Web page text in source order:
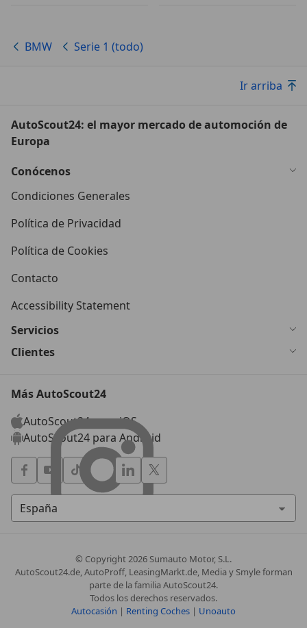
BMW Serie 1 (todo)
Ir arriba
AutoScout24: el mayor mercado de automoción de
Europa
Conócenos
Condiciones Generales
Política de Privacidad
Política de Cookies
Contacto
Accessibility Statement
Servicios
Clientes
Más AutoScout24
AutoScout24 para iOS
AutoScout24 para Android
© Copyright2026 Sumauto Motor, S.L.
AutoScout24.de, AutoProff, LeasingMarkt.de, Media y Smyle forman
parte de la familia AutoScout24.
Todos los derechos reservados.
Autocasión | Renting Coches | Unoauto